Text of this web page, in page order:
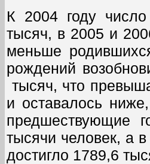
К 2004 году
тысяч, в 2005 и
меньше
рождений
тысяч, что
и оставалось
предшествующие
тысячи человек, а
достигло 1789,6